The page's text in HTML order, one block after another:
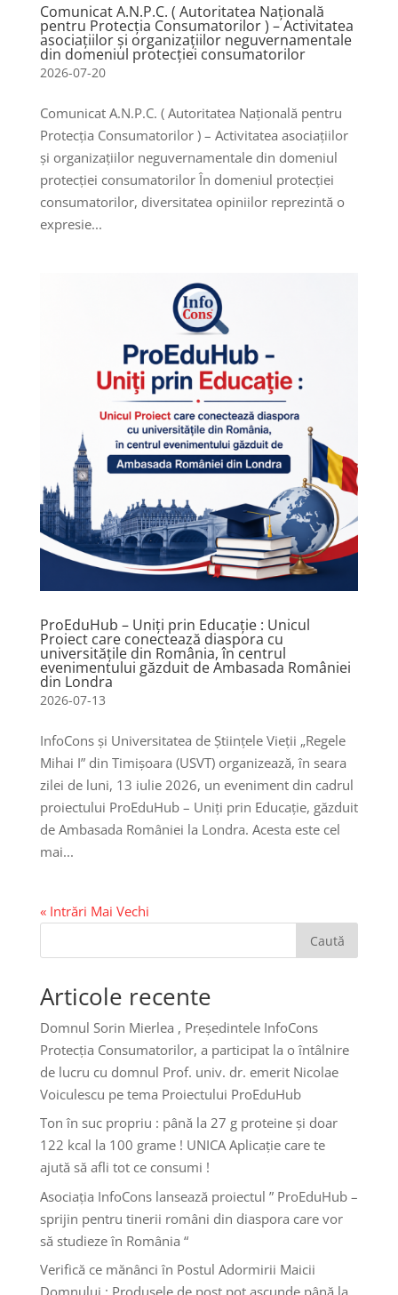
Comunicat A.N.P.C. ( Autoritatea Națională
pentru Protecția Consumatorilor ) – Activitatea
asociațiilor și organizațiilor neguvernamentale
din domeniul protecției consumatorilor
2026-07-20
Comunicat A.N.P.C. ( Autoritatea Națională pentru
Protecția Consumatorilor ) – Activitatea asociațiilor
și organizațiilor neguvernamentale din domeniul
protecției consumatorilor În domeniul protecției
consumatorilor, diversitatea opiniilor reprezintă o
expresie...
ProEduHub – Uniți prin Educație : Unicul
Proiect care conectează diaspora cu
universitățile din România, în centrul
evenimentului găzduit de Ambasada României
din Londra
2026-07-13
InfoCons și Universitatea de Științele Vieții „Regele
Mihai I” din Timișoara (USVT) organizează, în seara
zilei de luni, 13 iulie 2026, un eveniment din cadrul
proiectului ProEduHub – Uniți prin Educație, găzduit
de Ambasada României la Londra. Acesta este cel
mai...
« Intrări Mai Vechi
Caută
Articole recente
Domnul Sorin Mierlea , Președintele InfoCons
Protecția Consumatorilor, a participat la o întâlnire
de lucru cu domnul Prof. univ. dr. emerit Nicolae
Voiculescu pe tema Proiectului ProEduHub
Ton în suc propriu : până la 27 g proteine și doar
122 kcal la 100 grame ! UNICA Aplicație care te
ajută să afli tot ce consumi !
Asociația InfoCons lansează proiectul ” ProEduHub –
sprijin pentru tinerii români din diaspora care vor
să studieze în România “
Verifică ce mănânci în Postul Adormirii Maicii